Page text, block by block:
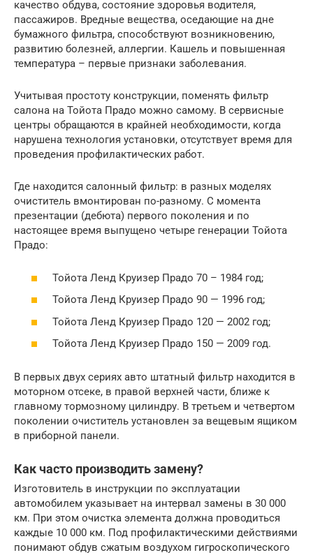
качество обдува, состояние здоровья водителя,
пассажиров. Вредные вещества, оседающие на дне
бумажного фильтра, способствуют возникновению,
развитию болезней, аллергии. Кашель и повышенная
температура – первые признаки заболевания.
Учитывая простоту конструкции, поменять фильтр
салона на Тойота Прадо можно самому. В сервисные
центры обращаются в крайней необходимости, когда
нарушена технология установки, отсутствует время для
проведения профилактических работ.
Где находится салонный фильтр: в разных моделях
очиститель вмонтирован по-разному. С момента
презентации (дебюта) первого поколения и по
настоящее время выпущено четыре генерации Тойота
Прадо:
Тойота Ленд Круизер Прадо 70 – 1984 год;
Тойота Ленд Круизер Прадо 90 — 1996 год;
Тойота Ленд Круизер Прадо 120 — 2002 год;
Тойота Ленд Круизер Прадо 150 — 2009 год.
В первых двух сериях авто штатный фильтр находится в
моторном отсеке, в правой верхней части, ближе к
главному тормозному цилиндру. В третьем и четвертом
поколении очиститель установлен за вещевым ящиком
в приборной панели.
Как часто производить замену?
Изготовитель в инструкции по эксплуатации
автомобилем указывает на интервал замены в 30 000
км. При этом очистка элемента должна проводиться
каждые 10 000 км. Под профилактическими действиями
понимают обдув сжатым воздухом гигроскопического